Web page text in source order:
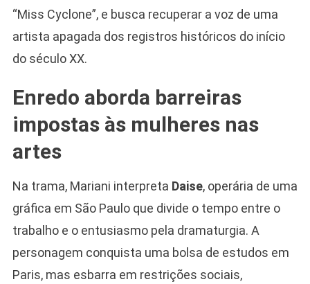
“Miss Cyclone”, e busca recuperar a voz de uma
artista apagada dos registros históricos do início
do século XX.
Enredo aborda barreiras
impostas às mulheres nas
artes
Na trama, Mariani interpreta Daise, operária de uma
gráfica em São Paulo que divide o tempo entre o
trabalho e o entusiasmo pela dramaturgia. A
personagem conquista uma bolsa de estudos em
Paris, mas esbarra em restrições sociais,